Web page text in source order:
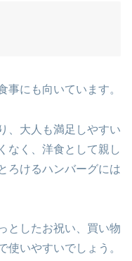
事にも向いています。
、大人も満足しやすい
なく、洋食として親し
ろけるハンバーグには
としたお祝い、買い物
使いやすいでしょう。